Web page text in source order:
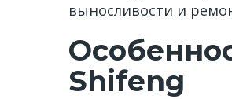
выносливости и
Shifeng